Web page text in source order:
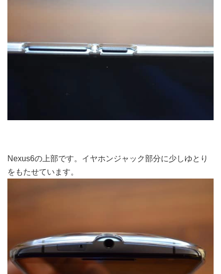
Nexus6の上部です。イヤホンジャック部分に少しゆとり
をもたせています。